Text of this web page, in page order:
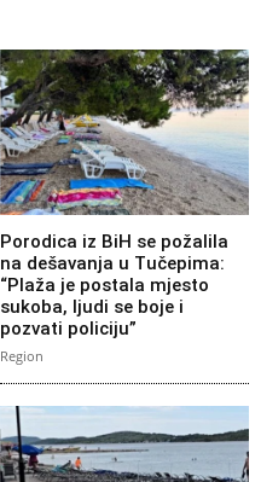
Porodica iz BiH se požalila
na dešavanja u Tučepima:
“Plaža je postala mjesto
sukoba, ljudi se boje i
pozvati policiju”
Region